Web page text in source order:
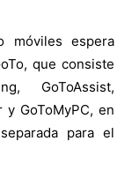
móviles espera
que consiste
GoToAssist,
y GoToMyPC, en
para el